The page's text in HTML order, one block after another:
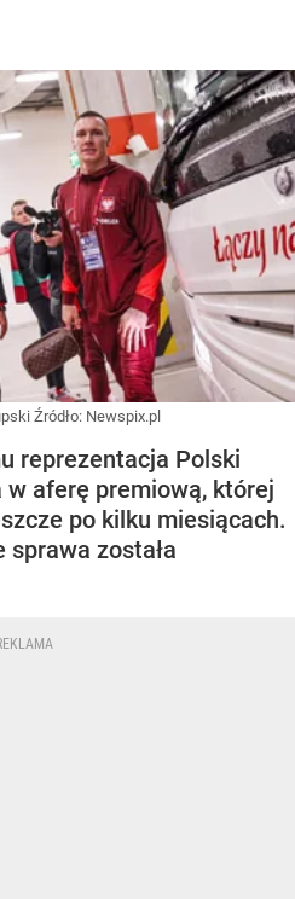
Źródło: Newspix.pl
reprezentacja Polski
w aferę premiową, której
po kilku miesiącach.
sprawa została